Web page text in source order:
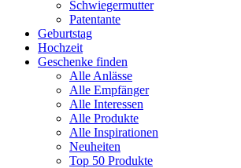
Schwiegermutter
Patentante
Geburtstag
Hochzeit
Geschenke finden
Alle Anlässe
Alle Empfänger
Alle Interessen
Alle Produkte
Alle Inspirationen
Neuheiten
Top 50 Produkte